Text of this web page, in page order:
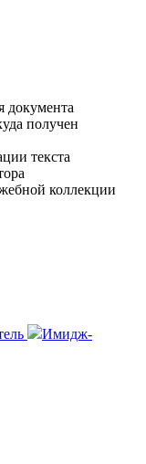
документа
получен
текста
коллекции
Имидж-